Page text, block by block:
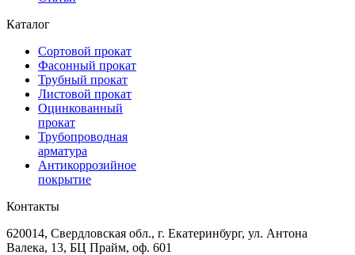
Каталог
Сортовой прокат
Фасонный прокат
Трубный прокат
Листовой прокат
Оцинкованный
прокат
Трубопроводная
арматура
Антикоррозийное
покрытие
Контакты
620014, Свердловская обл., г. Екатеринбург, ул. Антона
Валека, 13, БЦ Прайм, оф. 601